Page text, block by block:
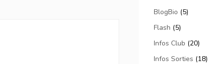
BlogBio (5)
Flash (5)
Infos Club (20)
Infos Sorties (18)